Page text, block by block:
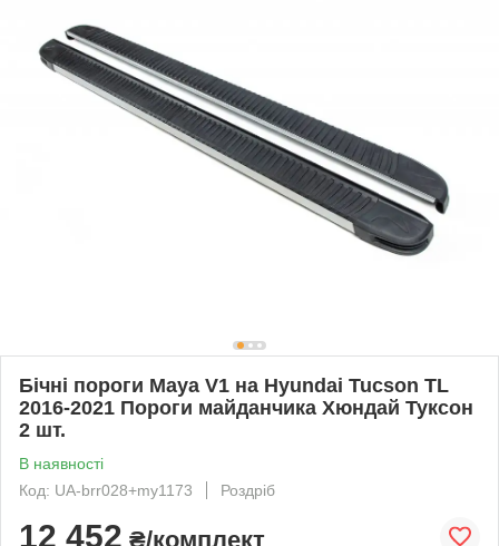
Бічні пороги Maya V1 на Hyundai Tucson TL
2016-2021 Пороги майданчика Хюндай Туксон
2 шт.
В наявності
Код: UA-brr028+my1173
Роздріб
12 452 ₴/комплект